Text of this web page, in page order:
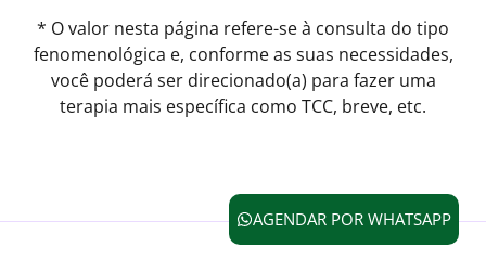
* O valor nesta página refere-se à consulta do tipo
fenomenológica e, conforme as suas necessidades,
você poderá ser direcionado(a) para fazer uma
terapia mais específica como TCC, breve, etc.
AGENDAR POR WHATSAPP